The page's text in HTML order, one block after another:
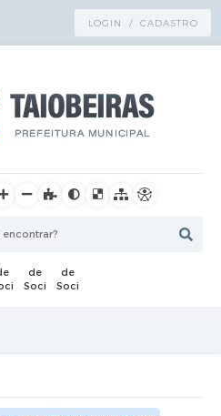
LOGIN / CADASTRO